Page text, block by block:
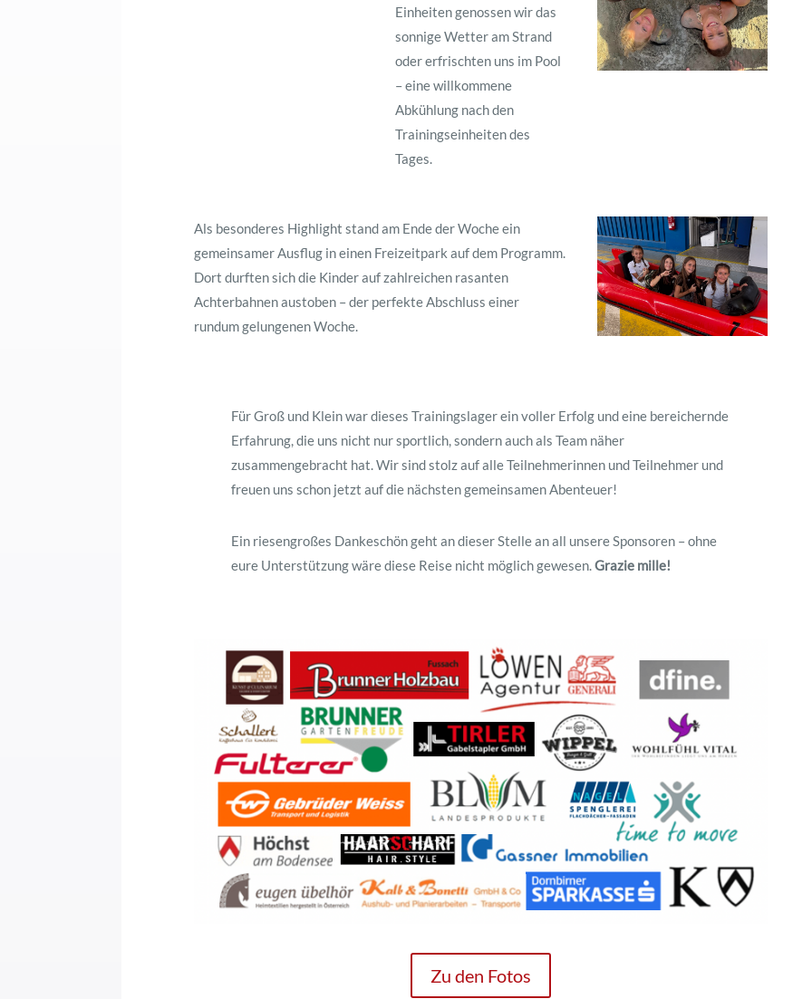
Einheiten genossen wir das
sonnige Wetter am Strand
oder erfrischten uns im Pool
– eine willkommene
Abkühlung nach den
Trainingseinheiten des
Tages.
Als besonderes Highlight stand am Ende der Woche ein
gemeinsamer Ausflug in einen Freizeitpark auf dem Programm.
Dort durften sich die Kinder auf zahlreichen rasanten
Achterbahnen austoben – der perfekte Abschluss einer
rundum gelungenen Woche.
Für Groß und Klein war dieses Trainingslager ein voller Erfolg und eine bereichernde
Erfahrung, die uns nicht nur sportlich, sondern auch als Team näher
zusammengebracht hat. Wir sind stolz auf alle Teilnehmerinnen und Teilnehmer und
freuen uns schon jetzt auf die nächsten gemeinsamen Abenteuer!
Ein riesengroßes Dankeschön geht an dieser Stelle an all unsere Sponsoren – ohne
eure Unterstützung wäre diese Reise nicht möglich gewesen.Grazie mille!
Zu den Fotos